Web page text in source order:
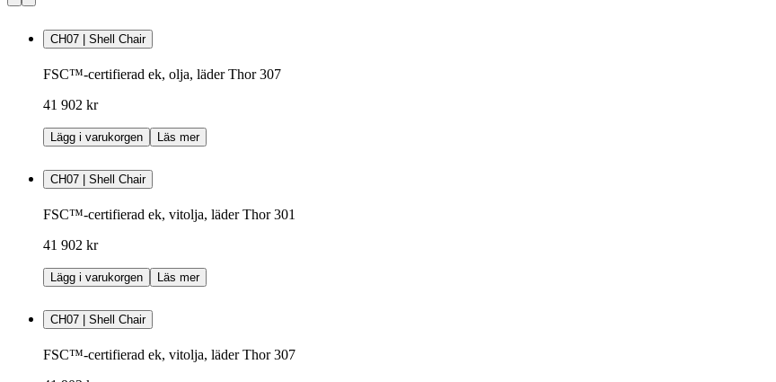
CH07 | Shell Chair
FSC™-certifierad ek, olja, läder Thor 307
41 902 kr
Lägg i varukorgen Läs mer
CH07 | Shell Chair
FSC™-certifierad ek, vitolja, läder Thor 301
41 902 kr
Lägg i varukorgen Läs mer
CH07 | Shell Chair
FSC™-certifierad ek, vitolja, läder Thor 307